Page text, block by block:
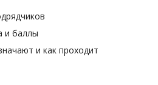
и баллы
и как проходит